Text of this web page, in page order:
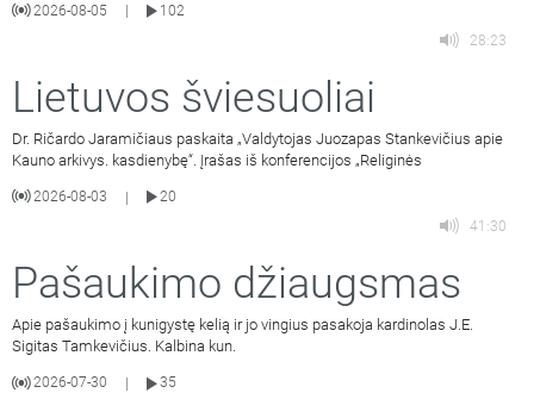
2026-08-05
102
28:23
Lietuvos šviesuoliai
Dr. Ričardo Jaramičiaus paskaita „Valdytojas Juozapas Stankevičius apie
Kauno arkivys. kasdienybę“. Įrašas iš konferencijos „Religinės
2026-08-03 |
20
41:30
Pašaukimo džiaugsmas
Apie pašaukimo į kunigystę kelią ir jo vingius pasakoja kardinolas J.E.
Sigitas Tamkevičius. Kalbina kun.
2026-07-30
35